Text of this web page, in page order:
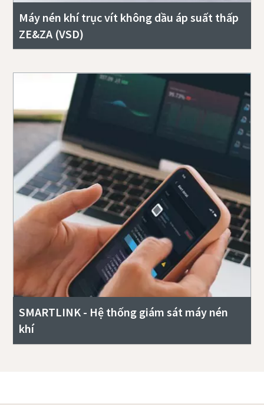
Máy nén khí trục vít không dầu áp suất thấp
ZE&ZA (VSD)
SMARTLINK - Hệ thống giám sát máy nén
khí